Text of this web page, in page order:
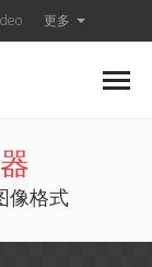
更多
像格式